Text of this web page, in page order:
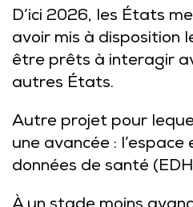
D’ici 2026, les États
avoir mis à disposition
être prêts à interagir
autres États.
Autre projet pour
une avancée :
données de santé